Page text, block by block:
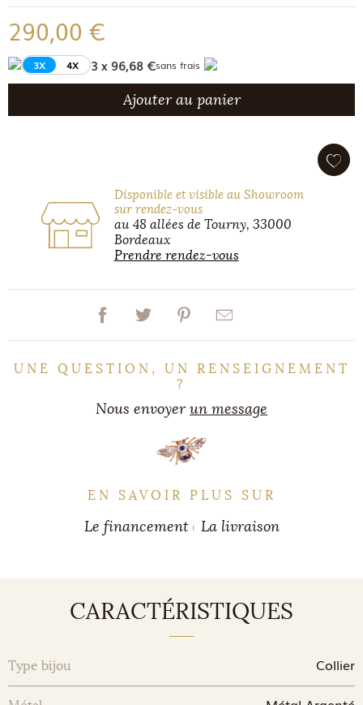
290,00 €
3X 4X 3 x 96,68 €sans frais
Ajouter au panier
Disponible et visible au Showroom
sur rendez-vous
au 48 allées de Tourny, 33000
Bordeaux
Prendre rendez-vous
UNE QUESTION, UN RENSEIGNEMENT
?
Nous envoyerun message
EN SAVOIR PLUS SUR
Le financement La livraison
CARACTÉRISTIQUES
Type bijou Collier